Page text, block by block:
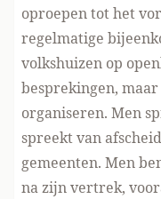
oproepen tot het
regelmatige
volkshuizen op
besprekingen,
organiseren. Men
spreekt van
gemeenten. Men
na zijn vertrek,